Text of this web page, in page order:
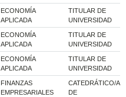
ECONOMÍA
APLICADA
TITULAR DE
UNIVERSIDAD
ECONOMÍA
APLICADA
TITULAR DE
UNIVERSIDAD
ECONOMÍA
APLICADA
TITULAR DE
UNIVERSIDAD
FINANZAS
EMPRESARIALES
CATEDRÁTICO/A
DE